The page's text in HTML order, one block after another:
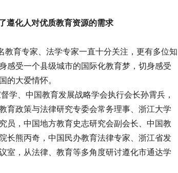
遵化人对优质教育资源的需求
育专家、法学专家一直十分关注，更有多位知
感受一个县级城市的国际化教育梦，切身感受
的大爱情怀。
、中国教育发展战略学会执行会长孙霄兵，
育政策与法律研究专委会常务理事、浙江大学
员，中国地方教育史志研究会副会长、中国教
长熊丙奇，中国民办教育法律专家、浙江省发
室，从法律、教育等多角度研讨遵化市通达学